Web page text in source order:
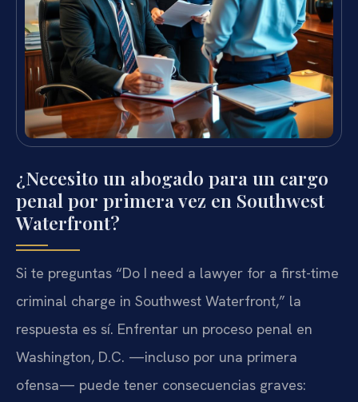
¿Necesito un abogado para un cargo
penal por primera vez en Southwest
Waterfront?
Si te preguntas “Do I need a lawyer for a first-time
criminal charge in Southwest Waterfront,” la
respuesta es sí. Enfrentar un proceso penal en
Washington, D.C. —incluso por una primera
ofensa— puede tener consecuencias graves: